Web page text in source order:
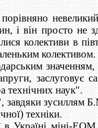
і він просто не
колективи в
колективом.
заслуговує
технічних наук".
завдяки зусиллям
техніки.